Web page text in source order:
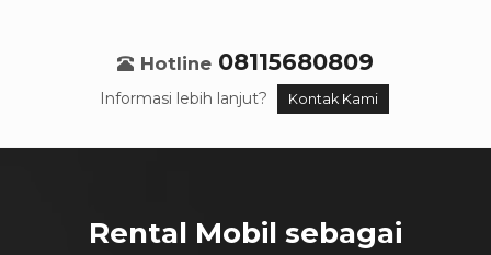
Hotline 08115680809
Informasi lebih lanjut? Kontak Kami
Rental Mobil sebagai